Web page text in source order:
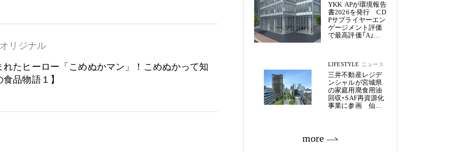
リジナル
れたヒーロー「こめぬかマン」！こめぬかって知
品物語１】
YKK APが環境報告
書2026を発行 CD
Pサプライヤーエン
ゲージメント評価
で最高評価「A」を
LIFESTYLE ニュース
三井不動産レジデ
ンシャルが宮城県
の家庭用廃食用油
回収・SAF再資源化
事業に参画 仙台
more